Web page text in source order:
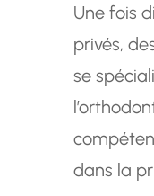
Une fois
privés,
se
dans la